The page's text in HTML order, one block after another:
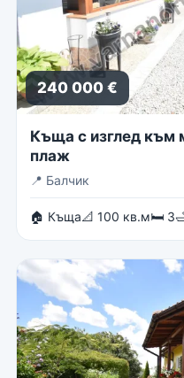
240 000 €
Къща с изглед към
плаж
📍 Балчик
🏠 Къща📐 100 кв.м🛏 3